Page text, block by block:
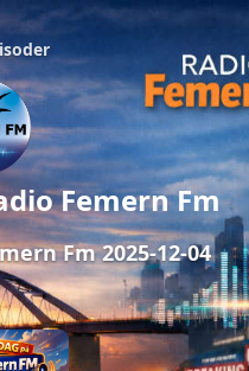
Femern Fm
Fm 2025-12-04